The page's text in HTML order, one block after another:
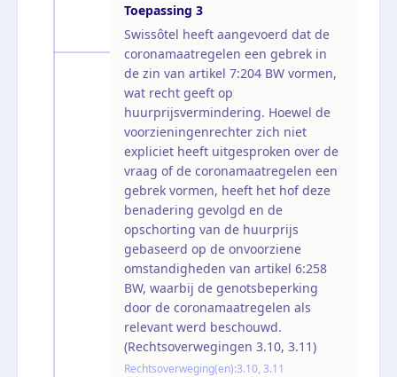
Toepassing 3
Swissôtel heeft aangevoerd dat de
coronamaatregelen een gebrek in
de zin van artikel 7:204 BW vormen,
wat recht geeft op
huurprijsvermindering. Hoewel de
voorzieningenrechter zich niet
expliciet heeft uitgesproken over de
vraag of de coronamaatregelen een
gebrek vormen, heeft het hof deze
benadering gevolgd en de
opschorting van de huurprijs
gebaseerd op de onvoorziene
omstandigheden van artikel 6:258
BW, waarbij de genotsbeperking
door de coronamaatregelen als
relevant werd beschouwd.
(Rechtsoverwegingen 3.10, 3.11)
Rechtsoverweging(en):3.10, 3.11